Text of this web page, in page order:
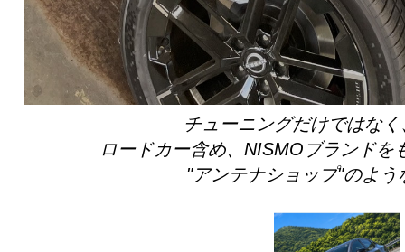
チューニングだけではな
ロードカー含め、NISMOブランドを
"アンテナショップ"のよう